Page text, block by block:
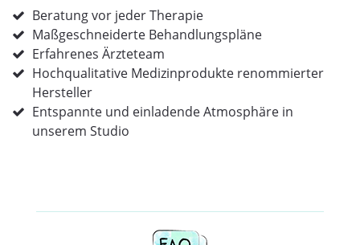
Beratung vor jeder Therapie
Maßgeschneiderte Behandlungspläne
Erfahrenes Ärzteteam
Hochqualitative Medizinprodukte renommierter
Hersteller
Entspannte und einladende Atmosphäre in
unserem Studio